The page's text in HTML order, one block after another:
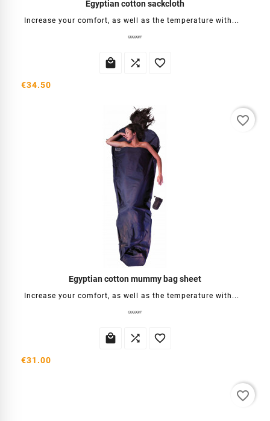
Egyptian cotton sackcloth
Increase your comfort, as well as the temperature with...
  
€34.50
Egyptian cotton mummy bag sheet
Increase your comfort, as well as the temperature with...
  
€31.00
favorite_border
favorite_border